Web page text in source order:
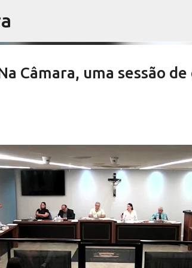
parte do Orçamento
NEGRA NOTÍCIAS SERRA NEGRA SALETE SILVA
Câmara, uma sessão